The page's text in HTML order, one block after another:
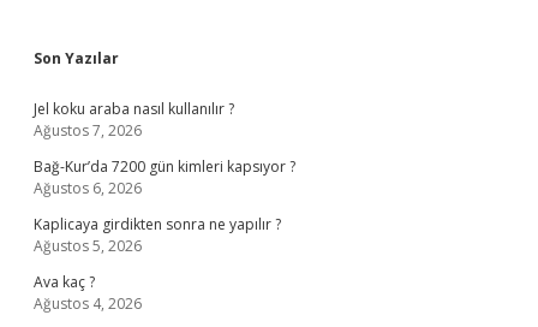
Sidebar
Son Yazılar
Jel koku araba nasıl kullanılır ?
Ağustos 7, 2026
Bağ-Kur’da 7200 gün kimleri kapsıyor ?
Ağustos 6, 2026
Kaplicaya girdikten sonra ne yapılır ?
Ağustos 5, 2026
Ava kaç ?
Ağustos 4, 2026